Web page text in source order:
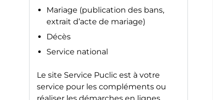
Mariage (publication des bans,
extrait d’acte de mariage)
Décès
Service national
Le site Service Puclic est à votre
service pour les compléments ou